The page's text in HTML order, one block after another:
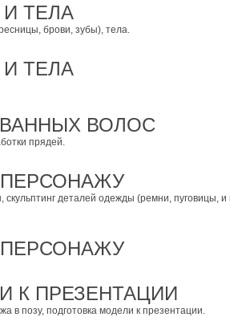
ТЕЛА
брови, зубы), тела.
ТЕЛА
ВОЛОС
прядей.
деталей одежды (ремни, пуговицы, и
К ПРЕЗЕНТАЦИИ
в позу, подготовка модели к презентации.